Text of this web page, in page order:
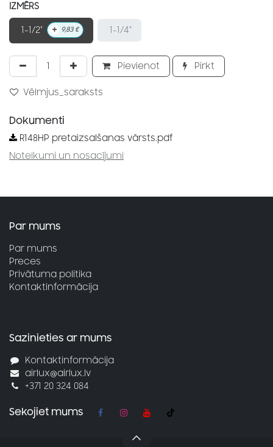
IZMĒRS
1-1/2" + 9,83€ 1-1/4"
Pievienot Pirkt
Vēlmjus_saraksts
Dokumenti
R148HP pretaizsalšanas vārsts.pdf
Noteikumi un nosacījumi
Par mums
Par mums
Preces
Privātuma politika
Kontaktinformācija
Sazinieties ar mums
Kontaktinformācija
airlux@airlux.lv
+371 20 324 084
Sekojiet mums